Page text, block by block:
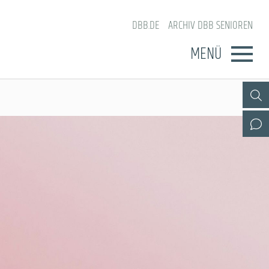
DBB.DE ARCHIV DBB SENIOREN
MENÜ